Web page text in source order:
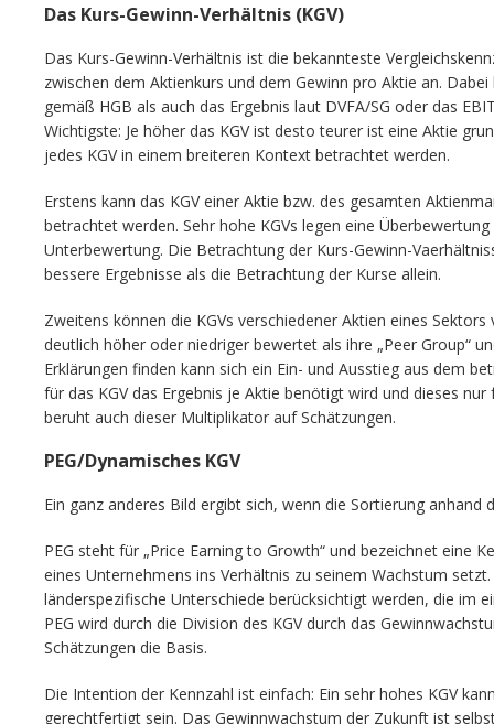
Das Kurs-Gewinn-Verhältnis (KGV)
Das Kurs-Gewinn-Verhältnis ist die bekannteste
zwischen dem Aktienkurs und dem Gewinn pro Aktie an.
gemäß HGB als auch das Ergebnis laut DVFA/SG oder das
Wichtigste: Je höher das KGV ist desto teurer ist eine Aktie
jedes KGV in einem breiteren Kontext betrachtet werden.
Erstens kann das KGV einer Aktie bzw. des gesamten
betrachtet werden. Sehr hohe KGVs legen eine
Unterbewertung. Die Betrachtung der Kurs-Gewinn-
bessere Ergebnisse als die Betrachtung der Kurse allein.
Zweitens können die KGVs verschiedener Aktien eines
deutlich höher oder niedriger bewertet als ihre „Peer Group“
Erklärungen finden kann sich ein Ein- und Ausstieg aus dem
für das KGV das Ergebnis je Aktie benötigt wird und dieses
beruht auch dieser Multiplikator auf Schätzungen.
PEG/Dynamisches KGV
Ein ganz anderes Bild ergibt sich, wenn die Sortierung anhand
PEG steht für „Price Earning to Growth“ und bezeichnet eine
eines Unternehmens ins Verhältnis zu seinem Wachstum
länderspezifische Unterschiede berücksichtigt werden, die im
PEG wird durch die Division des KGV durch das
Schätzungen die Basis.
Die Intention der Kennzahl ist einfach: Ein sehr hohes KGV
gerechtfertigt sein. Das Gewinnwachstum der Zukunft ist